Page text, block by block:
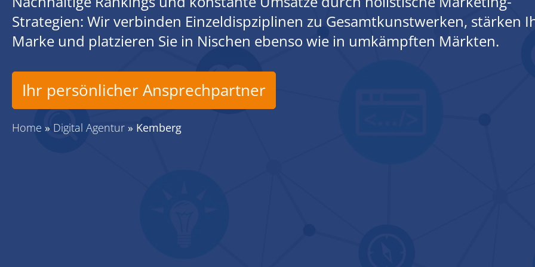
Strategien: Wir verbinden Einzeldispziplinen zu Gesamtkunstwerken, stärken
Marke und platzieren Sie in Nischen ebenso wie in umkämpften Märkten.
Ihr persönlicher Ansprechpartner
Home » Digital Agentur » Kemberg